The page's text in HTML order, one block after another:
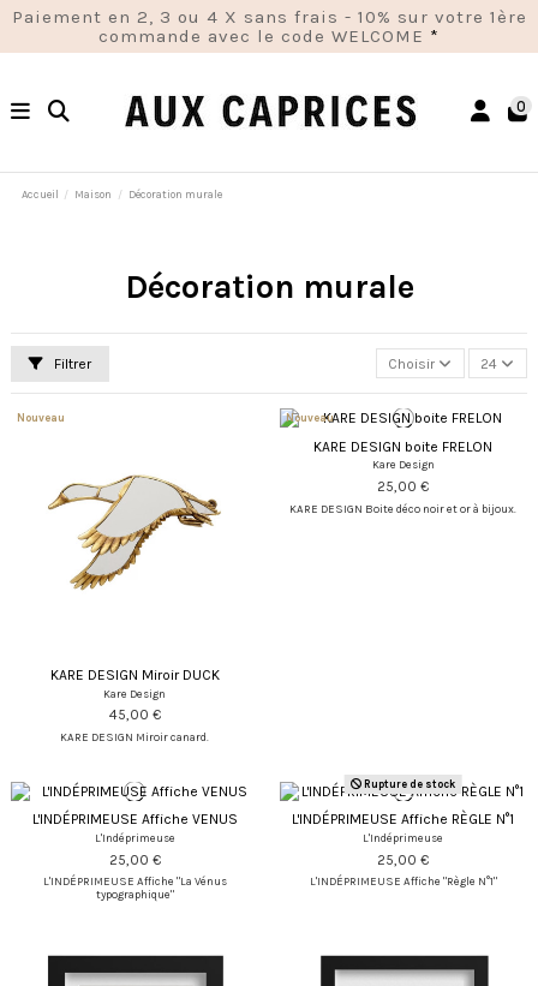
Paiement en 2, 3 ou 4 X sans frais - 10% sur votre 1ère
commande avec le code WELCOME *
0
Accueil Maison Décoration murale
Décoration murale
Filtrer Choisir 24
Nouveau
KARE DESIGN Miroir DUCK
Kare Design
45,00 €
KARE DESIGN Miroir canard.
Nouveau
KARE DESIGN boite FRELON
Kare Design
25,00 €
KARE DESIGN Boite déco noir et or à bijoux.
L'INDÉPRIMEUSE Affiche VENUS
L'Indéprimeuse
25,00 €
L'INDÉPRIMEUSE Affiche "La Vénus
typographique"
Rupture de stock
L'INDÉPRIMEUSE Affiche RÈGLE N°1
L'Indéprimeuse
25,00 €
L'INDÉPRIMEUSE Affiche "Règle N°1"